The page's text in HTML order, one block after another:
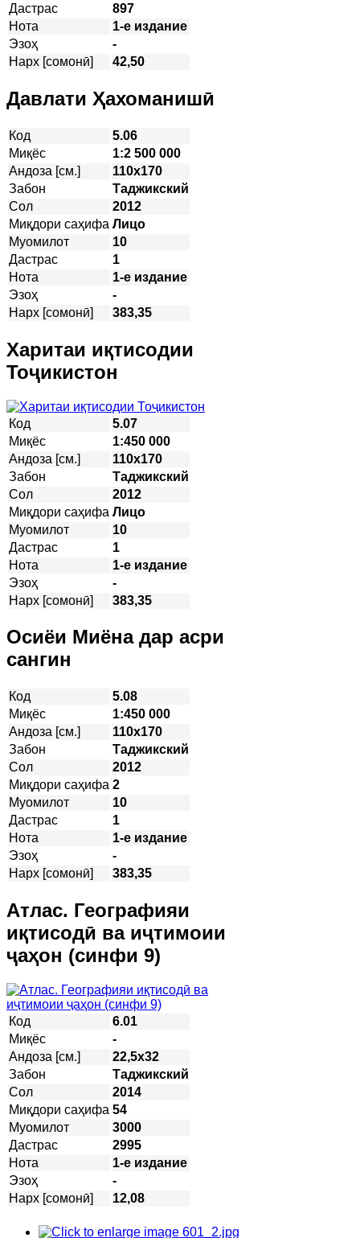
Дастрас
897
Нота
1-е издание
Эзоҳ
-
Нарх [сомонӣ]
42,50
Давлати Ҳахоманишӣ
Код
5.06
Миқёс
1:2 500 000
Андоза [см.]
110х170
Забон
Таджикский
Сол
2012
Миқдори саҳифа Лицо
Муомилот
10
Дастрас
1
Нота
1-е издание
Эзоҳ
-
Нарх [сомонӣ]
383,35
Харитаи иқтисодии
Тоҷикистон
Код
5.07
Миқёс
1:450 000
Андоза [см.]
110х170
Забон
Таджикский
Сол
2012
Миқдори саҳифа Лицо
Муомилот
10
Дастрас
1
Нота
1-е издание
Эзоҳ
-
Нарх [сомонӣ]
383,35
Осиёи Миёна дар асри
сангин
Код
5.08
Миқёс
1:450 000
Андоза [см.]
110х170
Забон
Таджикский
Сол
2012
Миқдори саҳифа 2
Муомилот
10
Дастрас
1
Нота
1-е издание
Эзоҳ
-
Нарх [сомонӣ]
383,35
Атлас. Географияи
иқтисодӣ ва иҷтимоии
ҷаҳон (синфи 9)
Код
6.01
Миқёс
-
Андоза [см.]
22,5х32
Забон
Таджикский
Сол
2014
Миқдори саҳифа 54
Муомилот
3000
Дастрас
2995
Нота
1-е издание
Эзоҳ
-
Нарх [сомонӣ]
12,08